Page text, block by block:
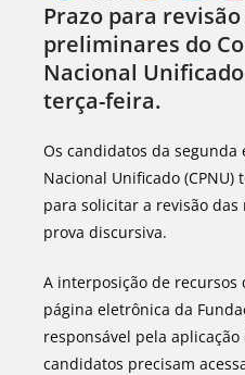
Prazo para
preliminares do
Nacional
terça-feira.
Os candidatos da segunda
Nacional Unificado
para solicitar a revisão
prova discursiva.
A interposição de recursos
página eletrônica da
responsável pela aplicação
candidatos precisam